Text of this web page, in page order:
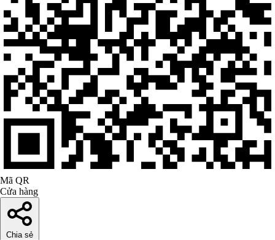
Mã QR
Cửa hàng
Chia sẻ